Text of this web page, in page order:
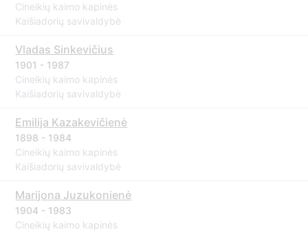
Cineikių kaimo kapinės
Kaišiadorių savivaldybė
Vladas Sinkevičius
1901 - 1987
Cineikių kaimo kapinės
Kaišiadorių savivaldybė
Emilija Kazakevičienė
1898 - 1984
Cineikių kaimo kapinės
Kaišiadorių savivaldybė
Marijona Juzukonienė
1904 - 1983
Cineikių kaimo kapinės